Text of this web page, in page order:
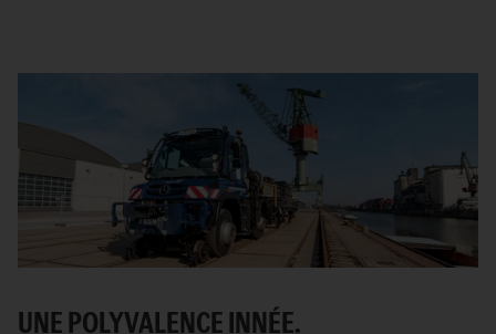
UNE POLYVALENCE INNÉE.